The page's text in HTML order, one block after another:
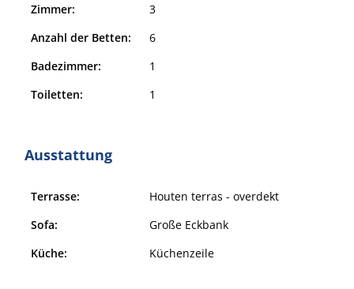
Zimmer:
3
Anzahl der Betten:
6
Badezimmer:
1
Toiletten:
1
Ausstattung
Terrasse:
Houten terras - overdekt
Sofa:
Große Eckbank
Küche:
Küchenzeile